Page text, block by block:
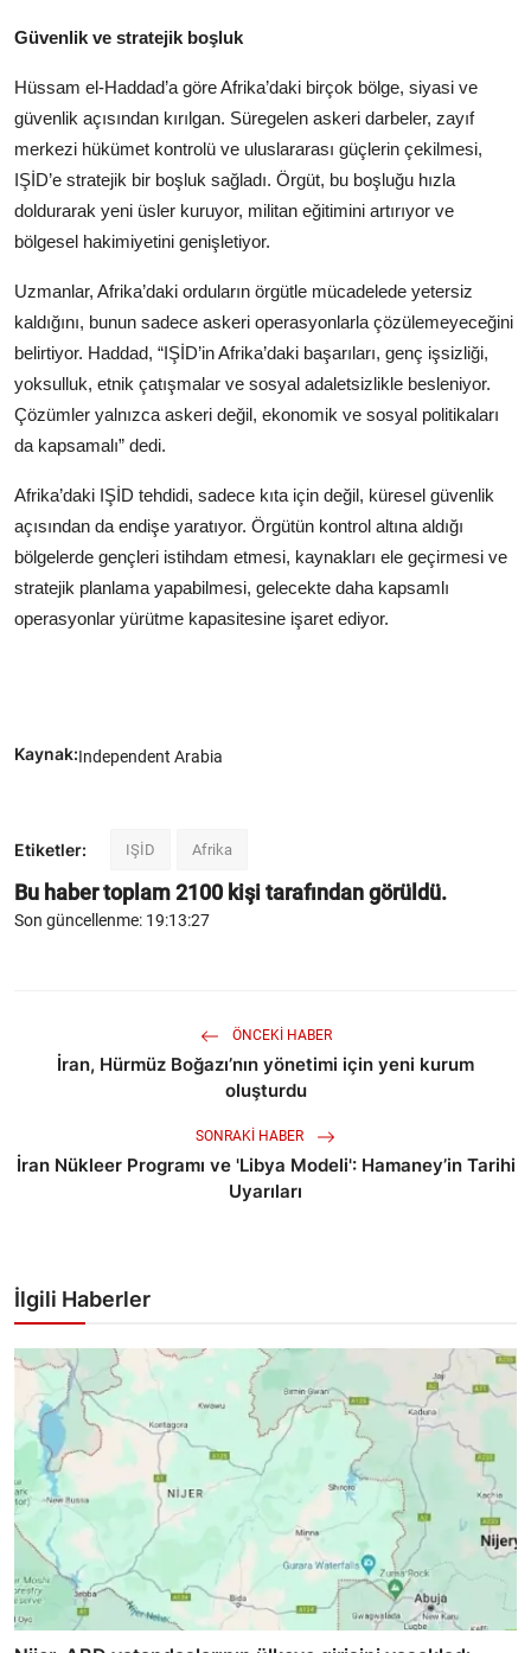
Güvenlik ve stratejik boşluk
Hüssam el-Haddad’a göre Afrika’daki birçok bölge, siyasi ve
güvenlik açısından kırılgan. Süregelen askeri darbeler, zayıf
merkezi hükümet kontrolü ve uluslararası güçlerin çekilmesi,
IŞİD’e stratejik bir boşluk sağladı. Örgüt, bu boşluğu hızla
doldurarak yeni üsler kuruyor, militan eğitimini artırıyor ve
bölgesel hakimiyetini genişletiyor.
Uzmanlar, Afrika’daki orduların örgütle mücadelede yetersiz
kaldığını, bunun sadece askeri operasyonlarla çözülemeyeceğini
belirtiyor. Haddad, “IŞİD’in Afrika’daki başarıları, genç işsizliği,
yoksulluk, etnik çatışmalar ve sosyal adaletsizlikle besleniyor.
Çözümler yalnızca askeri değil, ekonomik ve sosyal politikaları
da kapsamalı” dedi.
Afrika’daki IŞİD tehdidi, sadece kıta için değil, küresel güvenlik
açısından da endişe yaratıyor. Örgütün kontrol altına aldığı
bölgelerde gençleri istihdam etmesi, kaynakları ele geçirmesi ve
stratejik planlama yapabilmesi, gelecekte daha kapsamlı
operasyonlar yürütme kapasitesine işaret ediyor.
Kaynak:Independent Arabia
Etiketler: IŞİD Afrika
Bu haber toplam2100 kişi tarafından görüldü.
Son güncellenme: 19:13:27
ÖNCEKI HABER
İran, Hürmüz Boğazı’nın yönetimi için yeni kurum
oluşturdu
SONRAKI HABER
İran Nükleer Programı ve 'Libya Modeli': Hamaney’in Tarihi
Uyarıları
İlgili Haberler